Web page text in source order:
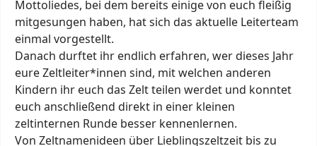
Mottoliedes, bei dem bereits einige von euch fleißig
mitgesungen haben, hat sich das aktuelle Leiterteam
einmal vorgestellt.
Danach durftet ihr endlich erfahren, wer dieses Jahr
eure Zeltleiter*innen sind, mit welchen anderen
Kindern ihr euch das Zelt teilen werdet und konntet
euch anschließend direkt in einer kleinen
zeltinternen Runde besser kennenlernen.
Von Zeltnamenideen über Lieblingszeltzeit bis zu